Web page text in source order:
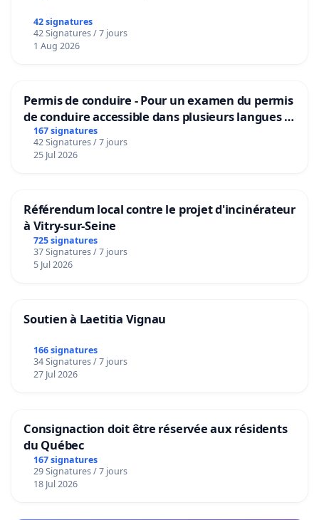
42 signatures
42 Signatures / 7 jours
1 Aug 2026
Permis de conduire - Pour un examen du permis
de conduire accessible dans plusieurs langues à
Bruxelles
167 signatures
42 Signatures / 7 jours
25 Jul 2026
Référendum local contre le projet d'incinérateur
à Vitry-sur-Seine
725 signatures
37 Signatures / 7 jours
5 Jul 2026
Soutien à Laetitia Vignau
166 signatures
34 Signatures / 7 jours
27 Jul 2026
Consignaction doit être réservée aux résidents
du Québec
167 signatures
29 Signatures / 7 jours
18 Jul 2026